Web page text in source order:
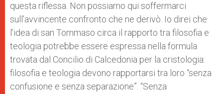
questa riflessa. Non possiamo qui soffermarci
sull’avvincente confronto che ne derivò. Io direi che
l’idea di san Tommaso circa il rapporto tra filosofia e
teologia potrebbe essere espressa nella formula
trovata dal Concilio di Calcedonia per la cristologia:
filosofia e teologia devono rapportarsi tra loro “senza
confusione e senza separazione”. “Senza